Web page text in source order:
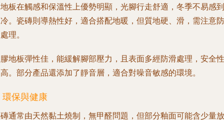
板在觸感和保溫性上優勢明顯，光腳行走舒適，冬季不易感到
。瓷磚則導熱性好，適合搭配地暖，但質地硬、滑，需注意防
理。
地板彈性佳，能緩解腳部壓力，且表面多經防滑處理，安全性
。部分產品還添加了靜音層，適合對噪音敏感的環境。
環保與健康
通常由天然黏土燒制，無甲醛問題，但部分釉面可能含少量放